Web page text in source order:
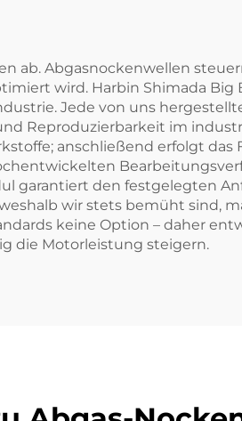
ab. Abgasnockenwellen
wird. Harbin Shimada
Jede von uns
Reproduzierbarkeit im
anschließend erfolgt das
garantiert den festgelegten
wir stets bemüht sind,
keine Option – daher
die Motorleistung steigern.